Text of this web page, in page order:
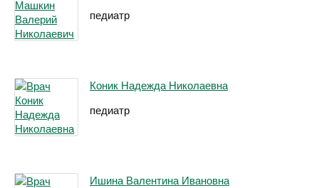
педиатр
Коник Надежда Николаевна
педиатр
Ишина Валентина Ивановна